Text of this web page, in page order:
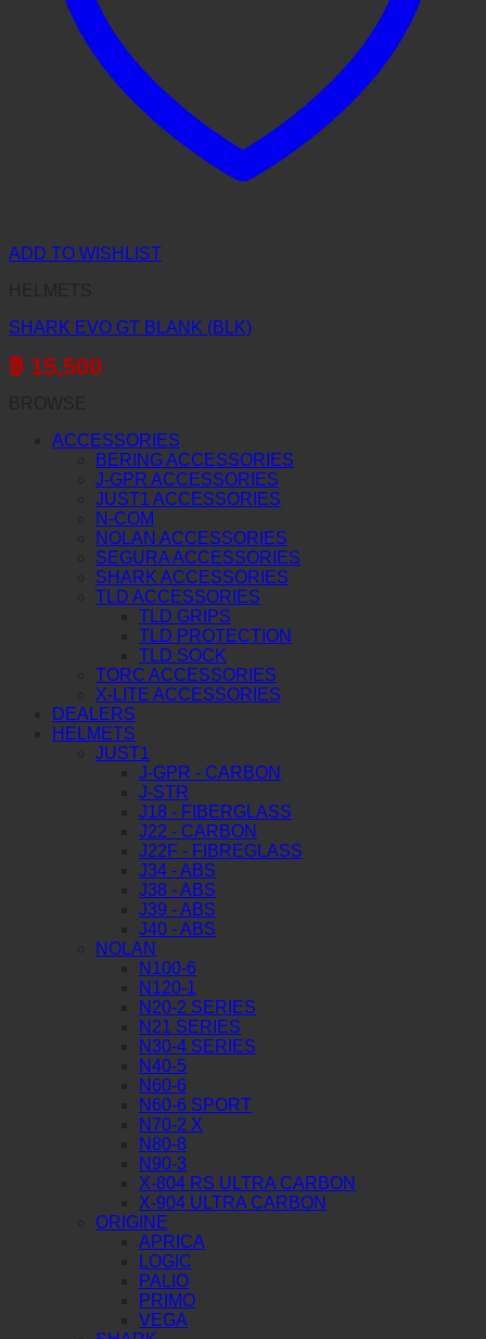
ADD TO WISHLIST
SHARK EVO GT BLANK (BLK)
฿ 15,500
ACCESSORIES
BERING ACCESSORIES
J-GPR ACCESSORIES
JUST1 ACCESSORIES
N-COM
NOLAN ACCESSORIES
SEGURA ACCESSORIES
SHARK ACCESSORIES
TLD ACCESSORIES
TLD GRIPS
TLD PROTECTION
TLD SOCK
TORC ACCESSORIES
X-LITE ACCESSORIES
DEALERS
HELMETS
JUST1
J-GPR - CARBON
J-STR
J18 - FIBERGLASS
J22 - CARBON
J22F - FIBREGLASS
J34 - ABS
J38 - ABS
J39 - ABS
J40 - ABS
NOLAN
N100-6
N120-1
N20-2 SERIES
N21 SERIES
N30-4 SERIES
N40-5
N60-6
N60-6 SPORT
N70-2 X
N80-8
N90-3
X-804 RS ULTRA CARBON
X-904 ULTRA CARBON
ORIGINE
APRICA
LOGIC
PALIO
PRIMO
VEGA